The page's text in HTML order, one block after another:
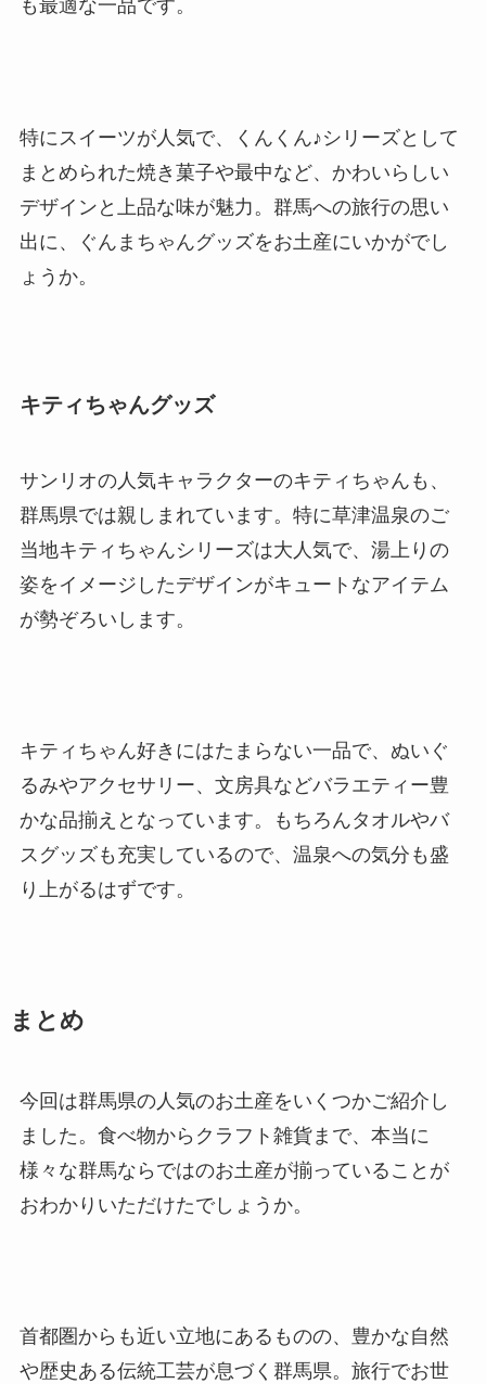
も最適な一品です。
特にスイーツが人気で、くんくん♪シリーズとして
まとめられた焼き菓子や最中など、かわいらしい
デザインと上品な味が魅力。群馬への旅行の思い
出に、ぐんまちゃんグッズをお土産にいかがでし
ょうか。
キティちゃんグッズ
サンリオの人気キャラクターのキティちゃんも、
群馬県では親しまれています。特に草津温泉のご
当地キティちゃんシリーズは大人気で、湯上りの
姿をイメージしたデザインがキュートなアイテム
が勢ぞろいします。
キティちゃん好きにはたまらない一品で、ぬいぐ
るみやアクセサリー、文房具などバラエティー豊
かな品揃えとなっています。もちろんタオルやバ
スグッズも充実しているので、温泉への気分も盛
り上がるはずです。
まとめ
今回は群馬県の人気のお土産をいくつかご紹介し
ました。食べ物からクラフト雑貨まで、本当に
様々な群馬ならではのお土産が揃っていることが
おわかりいただけたでしょうか。
首都圏からも近い立地にあるものの、豊かな自然
や歴史ある伝統工芸が息づく群馬県。旅行でお世